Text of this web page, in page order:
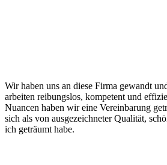
Wir haben uns an diese Firma gewandt
arbeiten reibungslos, kompetent und
Nuancen haben wir eine Vereinbarung
sich als von ausgezeichneter Qualität,
ich geträumt habe.